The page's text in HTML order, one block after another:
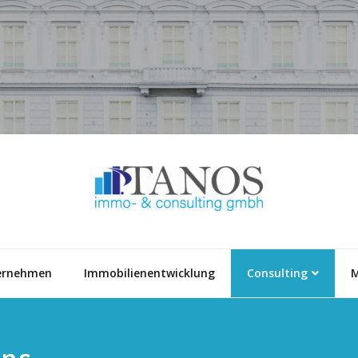
Immobilienentwicklung Consulting